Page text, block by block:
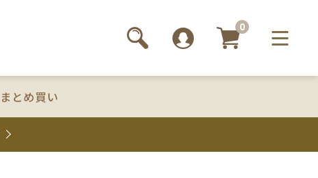
0
まとめ買い